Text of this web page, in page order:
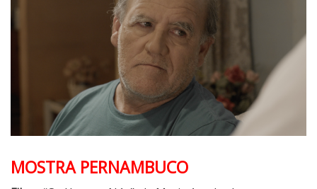
MOSTRA PERNAMBUCO